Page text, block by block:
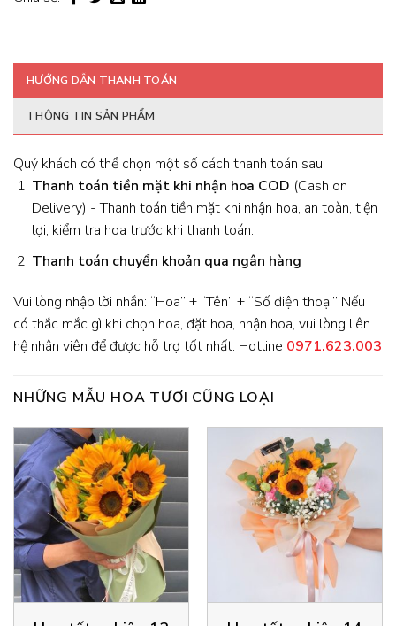
HƯỚNG DẪN THANH TOÁN
THÔNG TIN SẢN PHẨM
Quý khách có thể chọn một số cách thanh toán sau:
Thanh toán tiền mặt khi nhận hoa COD (Cash on
Delivery) - Thanh toán tiền mặt khi nhận hoa, an toàn, tiện
lợi, kiểm tra hoa trước khi thanh toán.
Thanh toán chuyển khoản qua ngân hàng
Vui lòng nhập lời nhắn: “Hoa” + “Tên” + “Số điện thoại” Nếu
có thắc mắc gì khi chọn hoa, đặt hoa, nhận hoa, vui lòng liên
hệ nhân viên để được hỗ trợ tốt nhất. Hotline 0971.623.003
NHỮNG MẪU HOA TƯƠI CŨNG LOẠI